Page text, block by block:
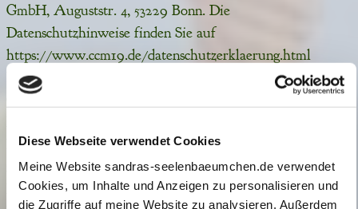
Diese Webseite verwendet Cookies
Meine Website sandras-seelenbaeumchen.de verwendet
Cookies, um Inhalte und Anzeigen zu personalisieren und
die Zugriffe auf meine Website zu analysieren. Außerdem
GmbH, Auguststr. 4, 53229 Bonn. Die
Datenschutzhinweise finden Sie auf
https://www.ccm19.de/datenschutzerklaerung.html
Wenn Sie unsere Website besuchen, wird ein CCM19-
Cookie in Ihrem Browser gespeichert, in dem die von
Einwilligungen gespeichert werden. Diese Daten werden
nicht an CCM19 weitergegeben.
Die erfassten Daten werden gespeichert, bis Sie uns zur